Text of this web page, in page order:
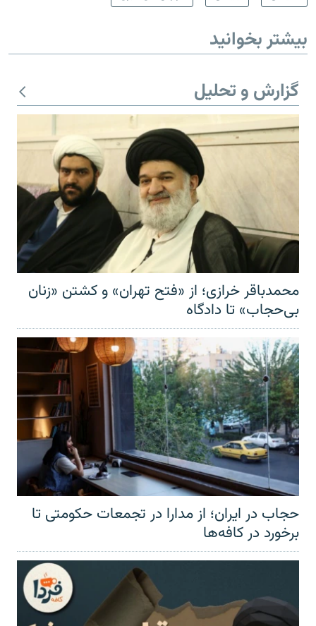
بیشتر بخوانید
گزارش و تحلیل
محمدباقر خرازی؛ از «فتح تهران» و کشتن «زنان
بی‌حجاب» تا دادگاه
حجاب در ایران؛ از مدارا در تجمعات حکومتی تا
برخورد در کافه‌ها